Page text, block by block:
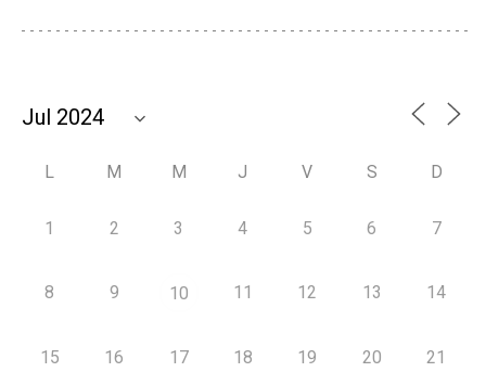
L M M J V S D
1 2 3 4 5 6 7
8 9 10 11 12 13 14
15 16 17 18 19 20 21